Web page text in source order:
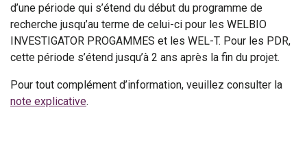
d’une période qui s’étend du début du programme de
recherche jusqu’au terme de celui-ci pour les WELBIO
INVESTIGATOR PROGAMMES et les WEL-T. Pour les PDR,
cette période s’étend jusqu’à 2 ans après la fin du projet.
Pour tout complément d’information, veuillez consulter la
note explicative.